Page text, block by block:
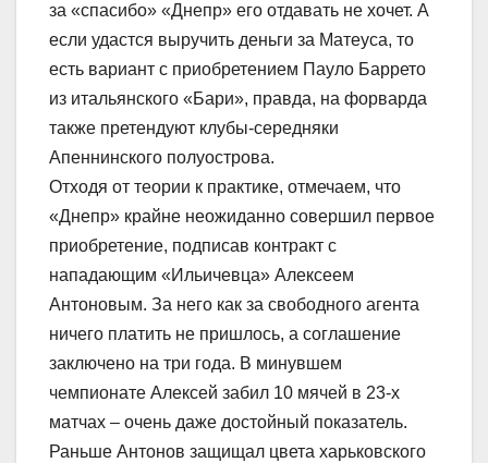
за «спасибо» «Днепр» его отдавать не хочет. А
если удастся выручить деньги за Матеуса, то
есть вариант с приобретением Пауло Баррето
из итальянского «Бари», правда, на форварда
также претендуют клубы-середняки
Апеннинского полуострова.
Отходя от теории к практике, отмечаем, что
«Днепр» крайне неожиданно совершил первое
приобретение, подписав контракт с
нападающим «Ильичевца» Алексеем
Антоновым. За него как за свободного агента
ничего платить не пришлось, а соглашение
заключено на три года. В минувшем
чемпионате Алексей забил 10 мячей в 23-х
матчах – очень даже достойный показатель.
Раньше Антонов защищал цвета харьковского